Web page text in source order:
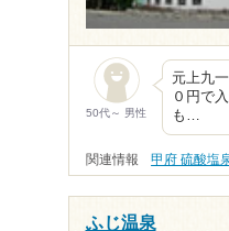
50代～ 男性
元上九
０円で
も…
関連情報 甲府 硫酸塩
ふじ温泉